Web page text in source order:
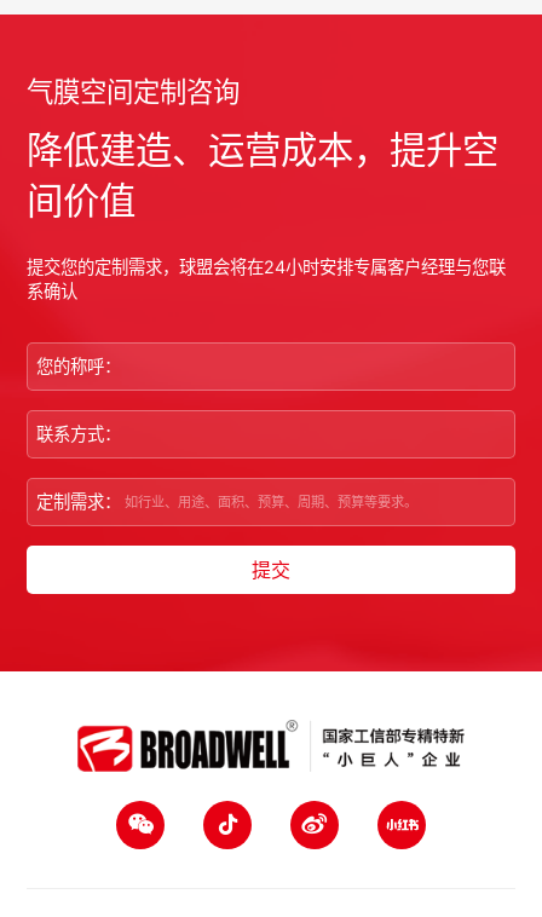
气膜空间定制咨询
降低建造、运营成本，提升空
间价值
提交您的定制需求，球盟会将在24小时安排专属客户经理与您联
系确认
您的称呼：
联系方式：
定制需求：
提交